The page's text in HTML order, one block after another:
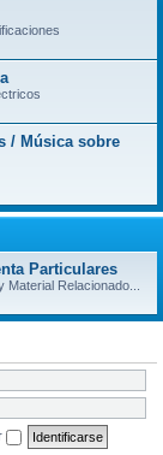
/ Música sobre
Particulares
Relacionado...